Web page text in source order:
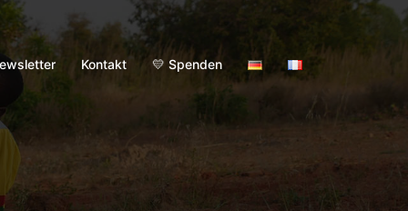
Kontakt 💛 Spenden